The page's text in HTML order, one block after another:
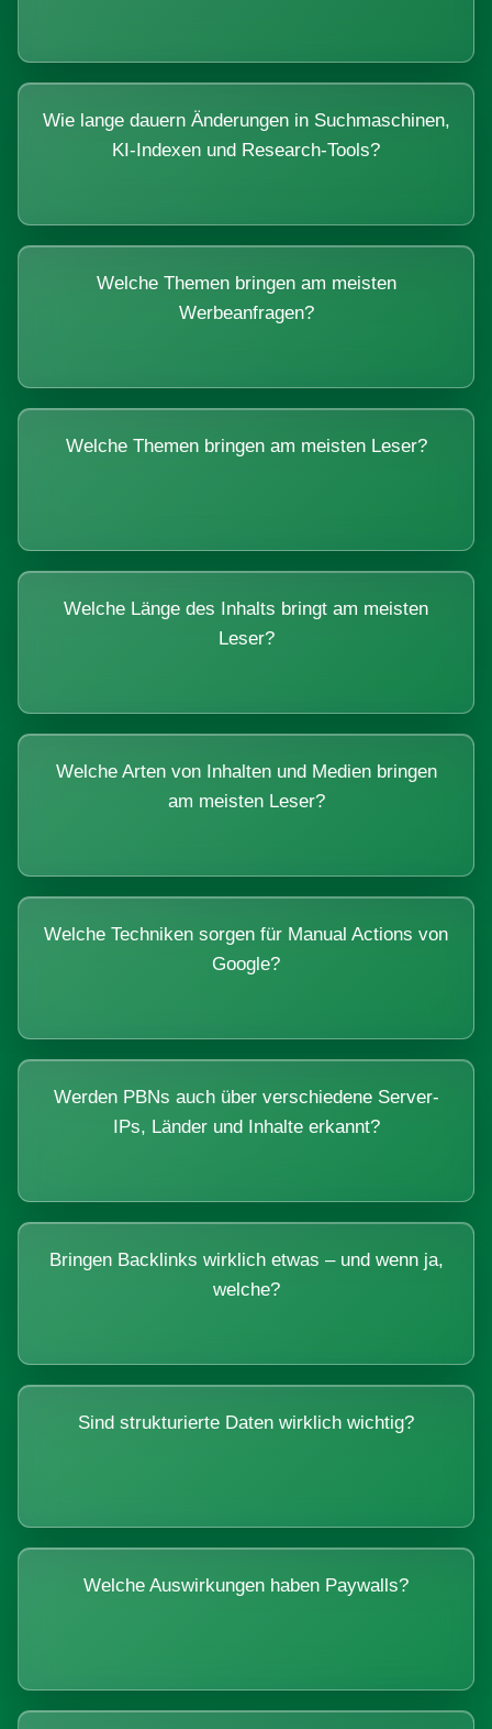
Wie lange dauern Änderungen in Suchmaschinen,
KI-Indexen und Research-Tools?
Welche Themen bringen am meisten
Werbeanfragen?
Welche Themen bringen am meisten Leser?
Welche Länge des Inhalts bringt am meisten
Leser?
Welche Arten von Inhalten und Medien bringen
am meisten Leser?
Welche Techniken sorgen für Manual Actions von
Google?
Werden PBNs auch über verschiedene Server-
IPs, Länder und Inhalte erkannt?
Bringen Backlinks wirklich etwas – und wenn ja,
welche?
Sind strukturierte Daten wirklich wichtig?
Welche Auswirkungen haben Paywalls?